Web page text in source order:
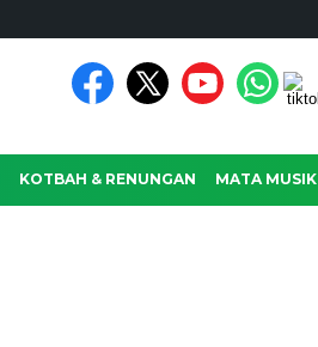
KOTBAH & RENUNGAN MATA MUSIK